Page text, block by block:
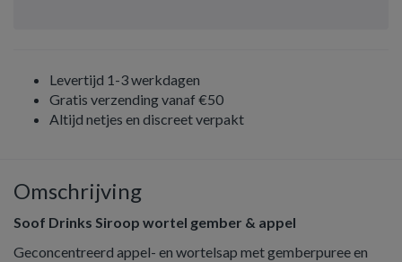
Levertijd 1-3 werkdagen
Gratis verzending vanaf €50
Altijd netjes en discreet verpakt
Omschrijving
Soof Drinks Siroop wortel gember & appel
Geconcentreerd appel- en wortelsap met gemberpuree en